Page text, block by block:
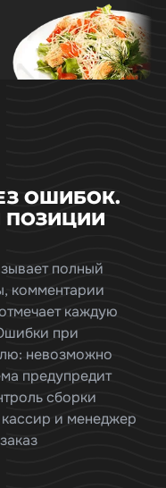
ОШИБОК.
ПОЗИЦИИ
полный
комментарии
каждую
при
невозможно
предупредит
сборки
и менеджер